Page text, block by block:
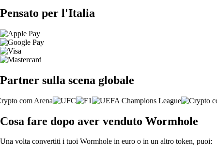
Pensato per l'Italia
Partner sulla scena globale
Cosa fare dopo aver venduto Wormhole
Una volta convertiti i tuoi Wormhole in euro o in un altro token, puoi: